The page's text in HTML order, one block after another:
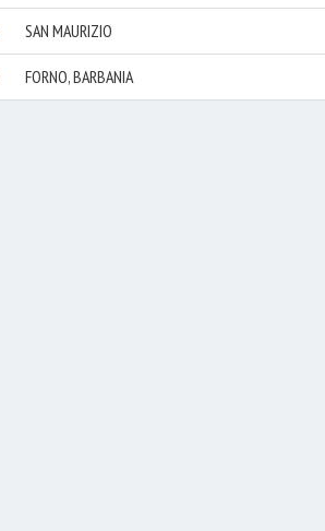
SAN MAURIZIO
FORNO, BARBANIA